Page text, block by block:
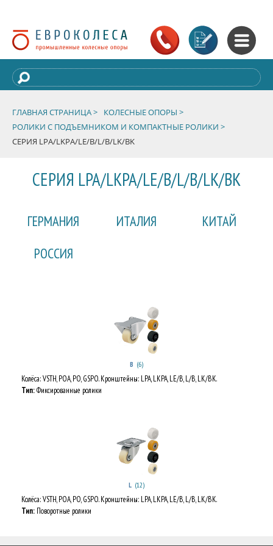
ГЛАВНАЯ СТРАНИЦА >
КОЛЕСНЫЕ ОПОРЫ >
РОЛИКИ С ПОДЪЕМНИКОМ И КОМПАКТНЫЕ РОЛИКИ >
СЕРИЯ LPA/LKPA/LE/B/L/B/LK/BK
СЕРИЯ LPA/LKPA/LE/B/L/B/LK/BK
ГЕРМАНИЯ ИТАЛИЯ
КИТАЙ
РОССИЯ
B (6)
Колёса: VSTH, POA, PO, GSPO. Кронштейны: LPA, LKPA, LE/B, L/B, LK/BK.
Тип:Фиксированные ролики
L (12)
Колёса: VSTH, POA, PO, GSPO. Кронштейны: LPA, LKPA, LE/B, L/B, LK/BK.
Тип: Поворотные ролики